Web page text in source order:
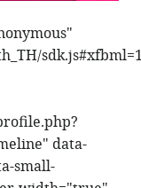
data-
small-